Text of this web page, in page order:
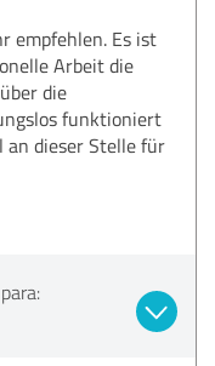
empfehlen. Es ist
Arbeit die
die
funktioniert
an dieser Stelle für